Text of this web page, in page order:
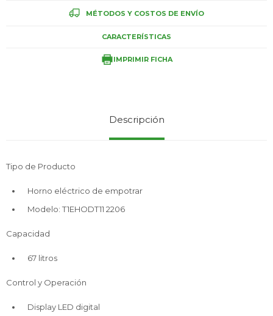
MÉTODOS Y COSTOS DE ENVÍO
CARACTERÍSTICAS
IMPRIMIR FICHA
Descripción
Tipo de Producto
Horno eléctrico de empotrar
Modelo: T1EHODT11 2206
Capacidad
67 litros
Control y Operación
Display LED digital
Local